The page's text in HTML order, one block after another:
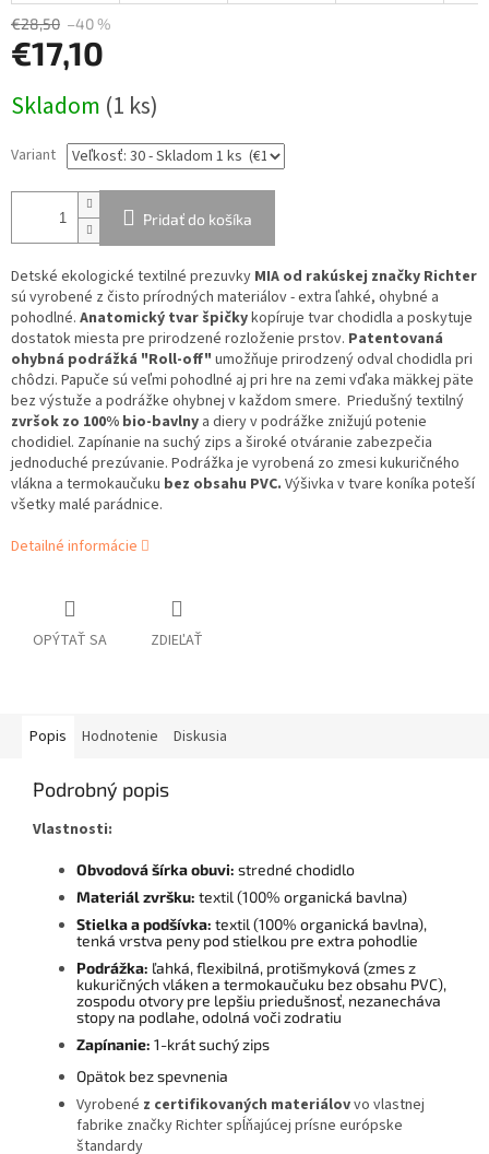
€28,50 –40 %
€17,10
cena:
Skladom (1 ks)
Variant
Pridať do košíka
Detské ekologické textilné prezuvky MIA od rakúskej značky Richter
sú vyrobené z čisto prírodných materiálov - extra ľahké, ohybné a
pohodlné. Anatomický tvar špičkykopíruje tvar chodidla a poskytuje
dostatok miesta pre prirodzené rozloženie prstov. Patentovaná
ohybná podrážká "Roll-off" umožňuje prirodzený odval chodidla pri
chôdzi. Papuče sú veľmi pohodlné aj pri hre na zemi vďaka mäkkej päte
bez výstuže a podrážke ohybnej v každom smere. Priedušný textilný
zvršok zo 100% bio-bavlny a diery v podrážke znižujú potenie
chodidiel. Zapínanie na suchý zips a široké otváranie zabezpečia
jednoduché prezúvanie. Podrážka je vyrobená zo zmesi kukuričného
vlákna a termokaučuku bez obsahu PVC. Výšivka v tvare koníka poteší
všetky malé parádnice.
Detailné informácie
OPÝTAŤ SA ZDIEĽAŤ
Popis Hodnotenie Diskusia
Podrobný popis
Vlastnosti:
Obvodová šírka obuvi: stredné chodidlo
Materiál zvršku: textil (100% organická bavlna)
Stielka a podšívka: textil (100% organická bavlna),
tenká vrstva peny pod stielkou pre extra pohodlie
Podrážka: ľahká, flexibilná, protišmyková (zmes z
kukuričných vláken a termokaučuku bez obsahu PVC),
zospodu otvory pre lepšiu priedušnosť, nezanecháva
stopy na podlahe, odolná voči zodratiu
Zapínanie: 1-krát suchý zips
Opätok bez spevnenia
Vyrobené z certifikovaných materiálovvo vlastnej
fabrike značky Richter spĺňajúcej prísne európske
štandardy